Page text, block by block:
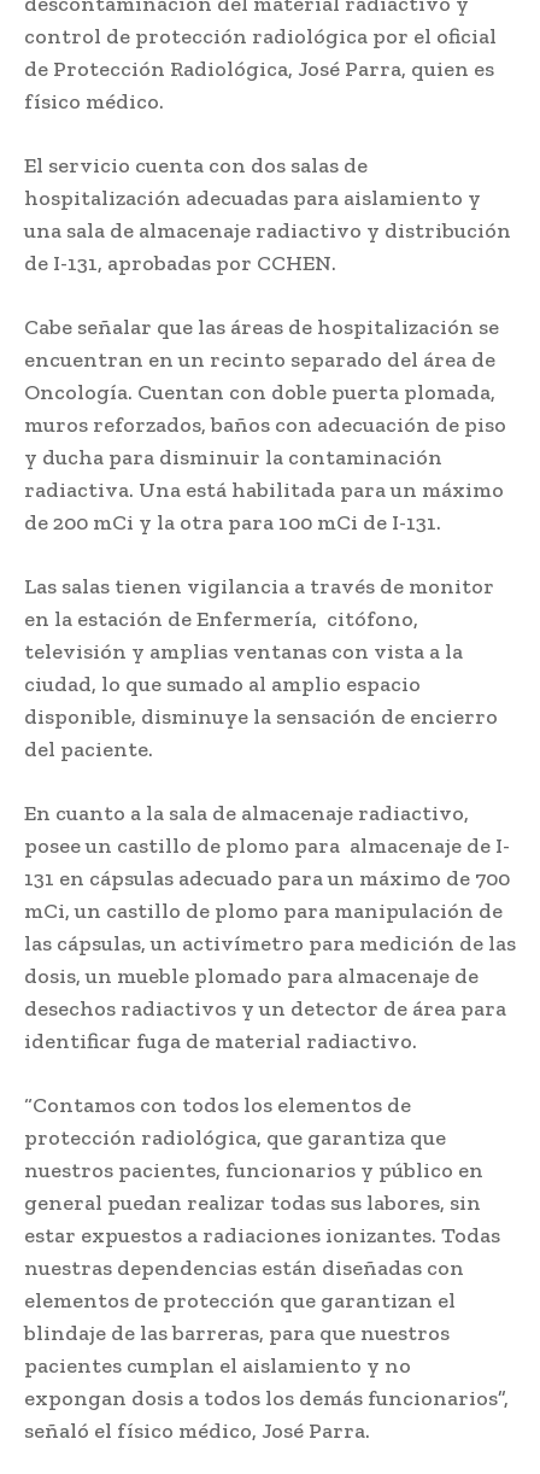
control de protección radiológica por el oficial
de Protección Radiológica, José Parra, quien es
físico médico.
El servicio cuenta con dos salas de
hospitalización adecuadas para aislamiento y
una sala de almacenaje radiactivo y distribución
de I-131, aprobadas por CCHEN.
Cabe señalar que las áreas de hospitalización se
encuentran en un recinto separado del área de
Oncología. Cuentan con doble puerta plomada,
muros reforzados, baños con adecuación de piso
y ducha para disminuir la contaminación
radiactiva. Una está habilitada para un máximo
de 200 mCi y la otra para 100 mCi de I-131.
Las salas tienen vigilancia a través de monitor
en la estación de Enfermería, citófono,
televisión y amplias ventanas con vista a la
ciudad, lo que sumado al amplio espacio
disponible, disminuye la sensación de encierro
del paciente.
En cuanto a la sala de almacenaje radiactivo,
posee un castillo de plomo para almacenaje de I-
131 en cápsulas adecuado para un máximo de 700
mCi, un castillo de plomo para manipulación de
las cápsulas, un activímetro para medición de las
dosis, un mueble plomado para almacenaje de
desechos radiactivos y un detector de área para
identificar fuga de material radiactivo.
“Contamos con todos los elementos de
protección radiológica, que garantiza que
nuestros pacientes, funcionarios y público en
general puedan realizar todas sus labores, sin
estar expuestos a radiaciones ionizantes. Todas
nuestras dependencias están diseñadas con
elementos de protección que garantizan el
blindaje de las barreras, para que nuestros
pacientes cumplan el aislamiento y no
expongan dosis a todos los demás funcionarios”,
señaló el físico médico, José Parra.